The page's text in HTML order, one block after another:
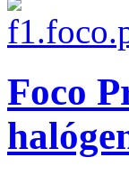
Foco